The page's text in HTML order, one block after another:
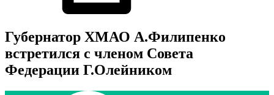
Губернатор ХМАО А.Филипенко
встретился с членом Совета
Федерации Г.Олейником